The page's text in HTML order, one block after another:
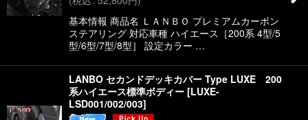
基本情報 商品名 ＬＡＮＢＯ プレミアムカーボン
ステアリング 対応車種 ハイエース［200系 4型/5
型/6型/7型/8型］ 設定カラー …
LANBO セカンドデッキカバー Type LUXE 200
系ハイエース標準ボディー [LUXE-
LSD001/002/003]